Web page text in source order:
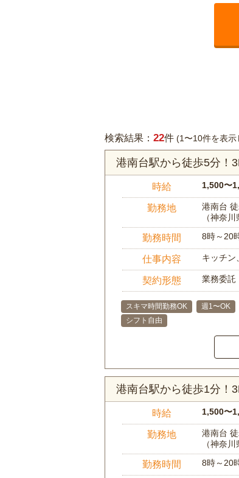
検索結果： 22件 (1〜10件を表示
港南台駅から徒歩5分！
時給 1,500〜
勤務地
港南台
（神奈
勤務時間 8時～20
仕事内容 キッチン
契約形態 業務委託
スキマ時間勤務OK 週1〜OK
シフト自由
港南台駅から徒歩1分！
時給 1,500〜
勤務地
港南台
（神奈
勤務時間 8時～20